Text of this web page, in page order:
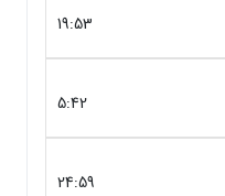
19:53
5:42
24:59